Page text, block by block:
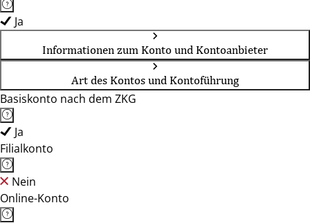
Ja
Informationen zum Konto und Kontoanbieter
Art des Kontos und Kontoführung
Basiskonto nach dem ZKG
Ja
Filialkonto
Nein
Online-Konto